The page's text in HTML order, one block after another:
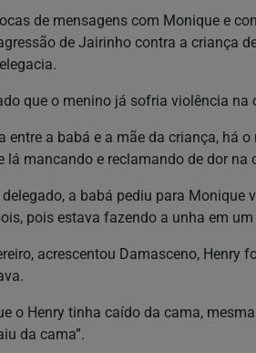
de mensagens com Monique e
de Jairinho contra a criança
que o menino já sofria violência na
entre a babá e a mãe da criança, há
lá mancando e reclamando de dor na
a babá pediu para Monique
pois estava fazendo a unha em
acrescentou Damasceno,
o Henry tinha caído da cama,
da cama”.